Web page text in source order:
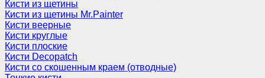
Кисти из щетины
Кисти из щетины Mr.Painter
Кисти веерные
Кисти круглые
Кисти плоские
Кисти Decopatch
Кисти со скошенным краем (отводные)